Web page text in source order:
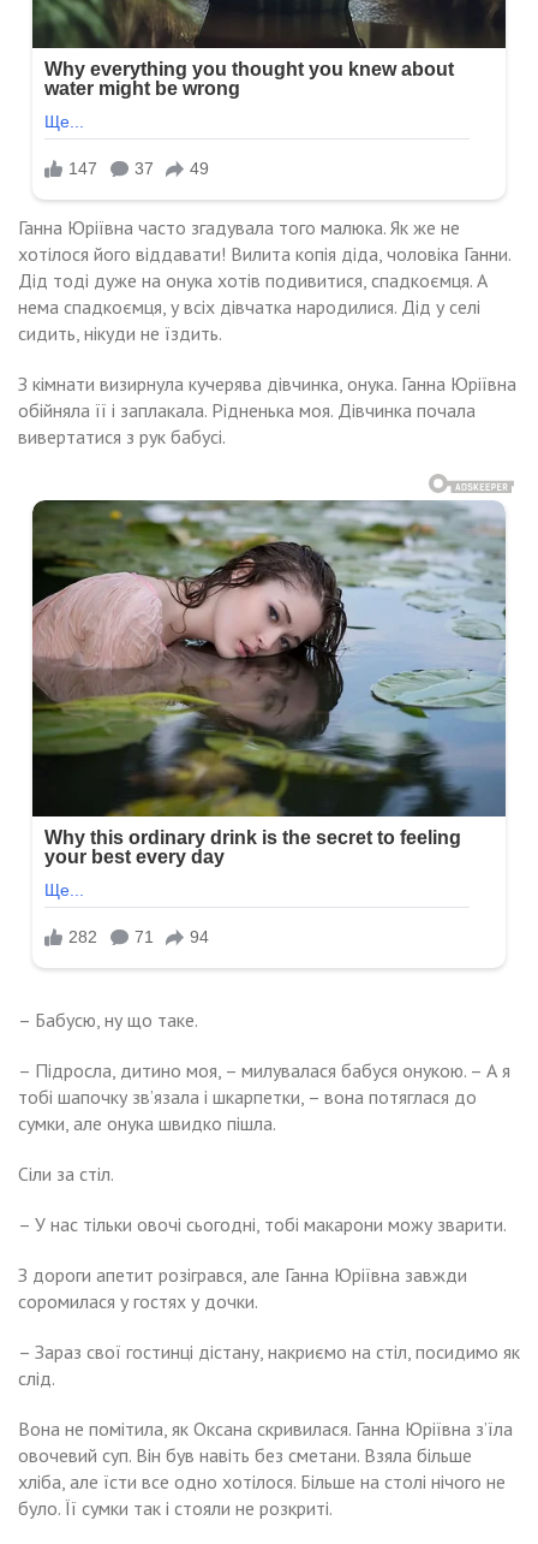
Ганна Юріївна часто згадувала того малюка. Як же не
хотілося його віддавати! Вилита копія діда, чоловіка Ганни.
Дід тоді дуже на онука хотів подивитися, спадкоємця. А
нема спадкоємця, у всіх дівчатка народилися. Дід у селі
сидить, нікуди не їздить.
З кімнати визирнула кучерява дівчинка, онука. Ганна Юріївна
обійняла її і заплакала. Рідненька моя. Дівчинка почала
вивертатися з рук бабусі.
– Бабусю, ну що таке.
– Підросла, дитино моя, – милувалася бабуся онукою. – А я
тобі шапочку зв’язала і шкарпетки, – вона потяглася до
сумки, але онука швидко пішла.
Сіли за стіл.
– У нас тільки овочі сьогодні, тобі макарони можу зварити.
З дороги апетит розігрався, але Ганна Юріївна завжди
соромилася у гостях у дочки.
– Зараз свої гостинці дістану, накриємо на стіл, посидимо як
слід.
Вона не помітила, як Оксана скривилася. Ганна Юріївна з’їла
овочевий суп. Він був навіть без сметани. Взяла більше
хліба, але їсти все одно хотілося. Більше на столі нічого не
було. Її сумки так і стояли не розкриті.